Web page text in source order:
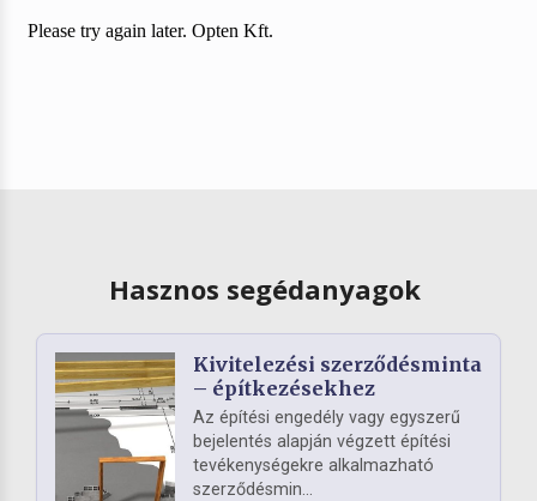
Hasznos segédanyagok
Kivitelezési szerződésminta
– építkezésekhez
Az építési engedély vagy egyszerű
bejelentés alapján végzett építési
tevékenységekre alkalmazható
szerződésmin...